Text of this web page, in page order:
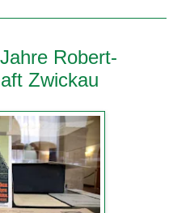
Robert-
Zwickau